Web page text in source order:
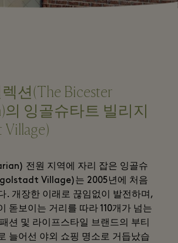
션(The Bicester
의 잉골슈타트 빌리지
Village)
전원 지역에 자리 잡은 잉골슈
Village)는 2005년에 처음
. 개장한 이래로 끊임없이 발전하며,
돋보이는 거리를 따라 110개가 넘는
션 및 라이프스타일 브랜드의 부티
늘어선 야외 쇼핑 명소로 거듭났습